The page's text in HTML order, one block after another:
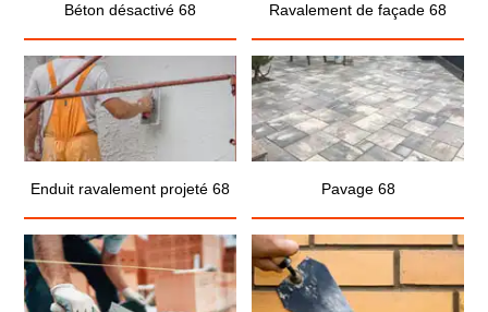
Béton désactivé 68 Ravalement de façade 68
Enduit ravalement projeté 68 Pavage 68